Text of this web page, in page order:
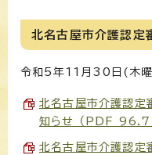
北名古屋市介護認定
令和5年11月30日(木
北名古屋市介護認
知らせ （PDF
北名古屋市介護認